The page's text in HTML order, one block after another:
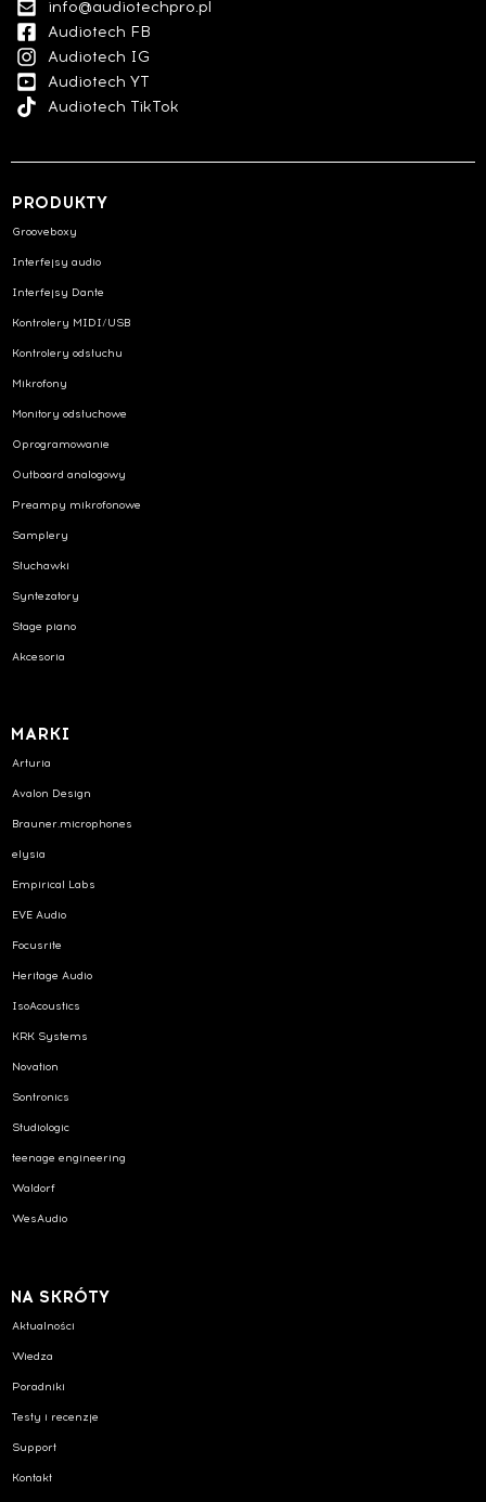
info@audiotechpro.pl
Audiotech FB
Audiotech IG
Audiotech YT
Audiotech TikTok
PRODUKTY
Grooveboxy
Interfejsy audio
Interfejsy Dante
Kontrolery MIDI/USB
Kontrolery odsłuchu
Mikrofony
Monitory odsłuchowe
Oprogramowanie
Outboard analogowy
Preampy mikrofonowe
Samplery
Słuchawki
Syntezatory
Stage piano
Akcesoria
MARKI
Arturia
Avalon Design
Brauner.microphones
elysia
Empirical Labs
EVE Audio
Focusrite
Heritage Audio
IsoAcoustics
KRK Systems
Novation
Sontronics
Studiologic
teenage engineering
Waldorf
WesAudio
NA SKRÓTY
Aktualności
Wiedza
Poradniki
Testy i recenzje
Support
Kontakt